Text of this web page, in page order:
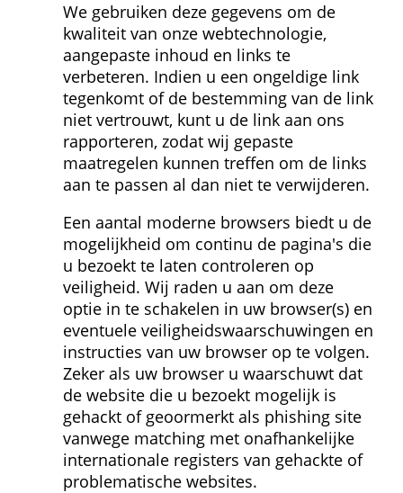
We gebruiken deze gegevens om de
kwaliteit van onze webtechnologie,
aangepaste inhoud en links te
verbeteren. Indien u een ongeldige link
tegenkomt of de bestemming van de link
niet vertrouwt, kunt u de link aan ons
rapporteren, zodat wij gepaste
maatregelen kunnen treffen om de links
aan te passen al dan niet te verwijderen.
Een aantal moderne browsers biedt u de
mogelijkheid om continu de pagina's die
u bezoekt te laten controleren op
veiligheid. Wij raden u aan om deze
optie in te schakelen in uw browser(s) en
eventuele veiligheids­waarschuwingen en
instructies van uw browser op te volgen.
Zeker als uw browser u waarschuwt dat
de website die u bezoekt mogelijk is
gehackt of geoormerkt als phishing site
vanwege matching met onafhankelijke
internationale registers van gehackte of
problematische websites.